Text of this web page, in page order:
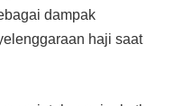
dampak
haji saat